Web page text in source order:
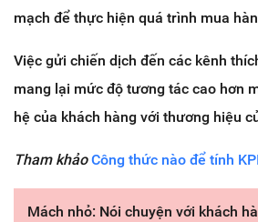
mạch để thực hiện quá trình mua
Việc gửi chiến dịch đến các kênh
mang lại mức độ tương tác cao hơn
hệ của khách hàng với thương hiệu
Tham khảo Công thức nào để tính
Mách nhỏ: Nói chuyện với khách